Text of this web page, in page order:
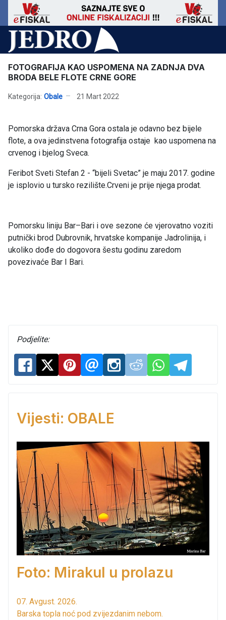
FOTOGRAFIJA KAO USPOMENA NA ZADNJA DVA
BRODA BELE FLOTE CRNE GORE
Kategorija: Obale 21 Mart 2022
Pomorska država Crna Gora ostala je odavno bez bijele
flote, a ova jedinstvena fotografija ostaje kao uspomena na
crvenog i bjelog Sveca.
Feribot Sveti Stefan 2 - “bijeli Svetac” je maju 2017. godine
je isplovio u tursko rezilište.Crveni je prije njega prodat.
Pomorsku liniju Bar–Bari i ove sezone će vjerovatno voziti
putnički brod Dubrovnik, hrvatske kompanije Jadrolinija, i
ukoliko dođe do dogovora šestu godinu zaredom
povezivaće Bar I Bari.
Podjelite:
Vijesti: OBALE
Foto: Mirakul u prolazu
07. Avgust. 2026.
Barska topla noć pod zvijezdanim nebom.